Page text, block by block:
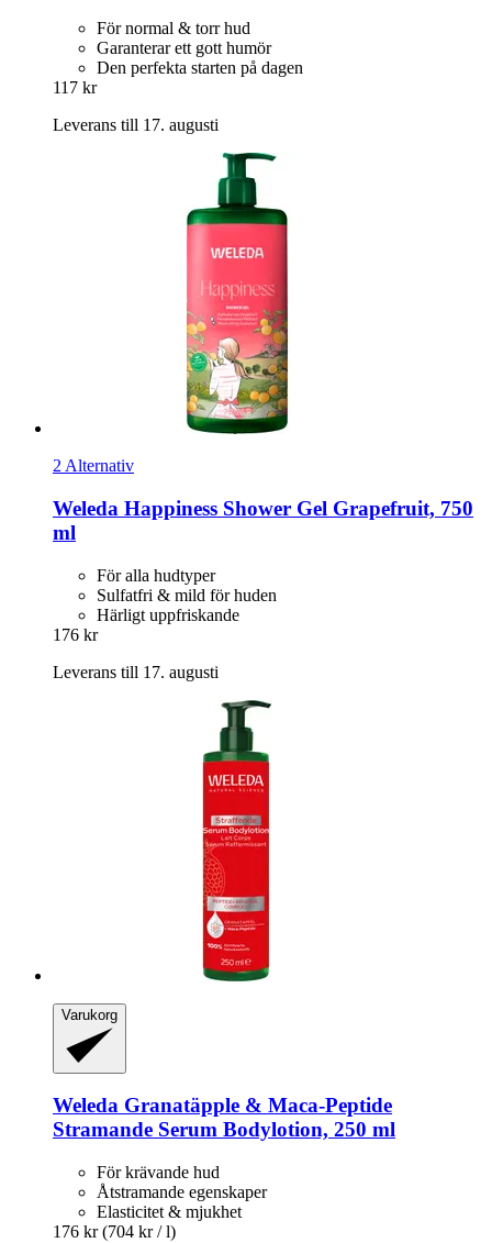
För normal & torr hud
Garanterar ett gott humör
Den perfekta starten på dagen
117 kr
Leverans till 17. augusti
2 Alternativ
Weleda Happiness Shower Gel Grapefruit, 750
ml
För alla hudtyper
Sulfatfri & mild för huden
Härligt uppfriskande
176 kr
Leverans till 17. augusti
Varukorg
Weleda Granatäpple & Maca-​Peptide
Stramande Serum Bodylotion, 250 ml
För krävande hud
Åtstramande egenskaper
Elasticitet & mjukhet
176 kr (704 kr / l)